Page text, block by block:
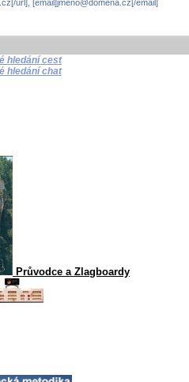
url], [email]jmeno@domena.cz[/email]
hledání cest
hledání chat
Průvodce a Zlagboardy